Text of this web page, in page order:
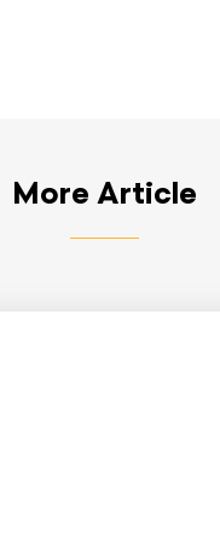
More Article